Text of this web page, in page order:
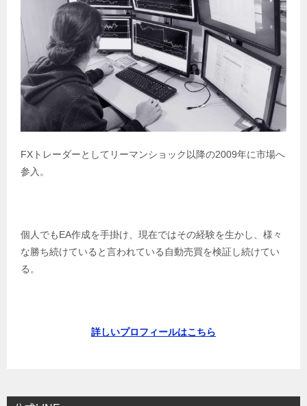
FXトレーダーとしてリーマンショック以降の2009年に市場へ
参入。
個人でもEA作成を手掛け、現在ではその経験を生かし、様々
な勝ち続けていると言われている自動売買を検証し続けてい
る。
詳しいプロフィールはこちら